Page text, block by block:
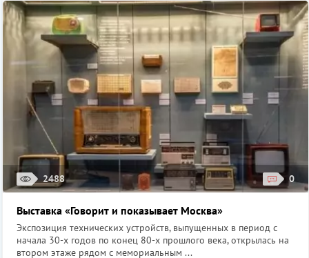
2488 0
Выставка «Говорит и показывает Москва»
Экспозиция технических устройств, выпущенных в период с
начала 30-х годов по конец 80-х прошлого века, открылась на
втором этаже рядом с мемориальным ...